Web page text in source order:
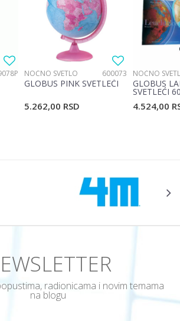
NOĆNO SVETLO 600073
GLOBUS PINK SVETLEĆI
5.262,00 RSD
NOĆNO
GLOBUS
SVETLEĆI
4.524,00
radionicama i novim temama
na blogu